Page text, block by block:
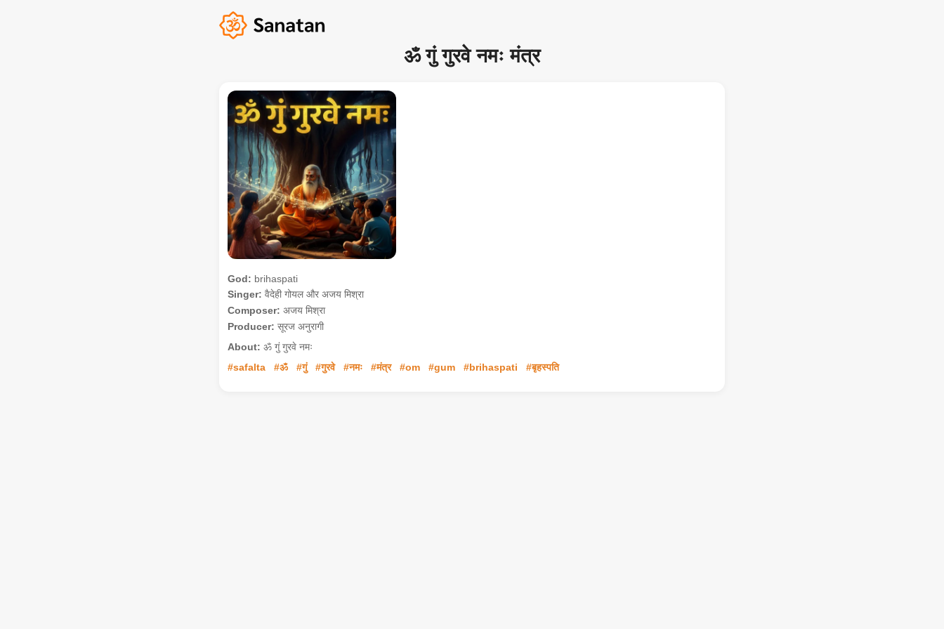
ॐ गुं गुरवे नमः मंत्र
God: brihaspati
Singer: वैदेही गोयल और अजय मिश्रा
Composer: अजय मिश्रा
Producer: सूरज अनुरागी
About: ॐ गुं गुरवे नमः
#safalta
#ॐ #गुं #गुरवे #नमः #मंत्र #om #gum #brihaspati #बृहस्पति